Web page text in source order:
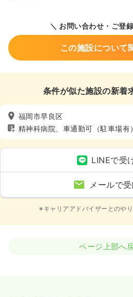
＼ お問い合わせ・ご登
この施設について
条件が似た施設の新着
福岡市早良区
精神科病院、車通勤可（駐車場有
LINEで受
メールで
※キャリアアドバイザーとのや
ページ上部へ